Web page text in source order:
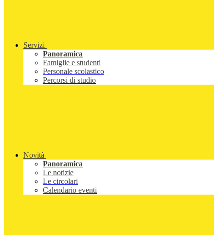
Servizi
Panoramica
Famiglie e studenti
Personale scolastico
Percorsi di studio
Novità
Panoramica
Le notizie
Le circolari
Calendario eventi